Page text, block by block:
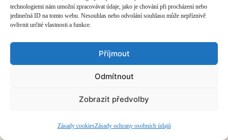
technologiemi nám umožní zpracovávat údaje, jako je chování při procházení nebo
jedinečná ID na tomto webu. Nesouhlas nebo odvolání souhlasu může nepříznivě
ovlivnit určité vlastnosti a funkce.
Příjmout
Odmítnout
Zobrazit předvolby
Zásady cookiesZásady ochrany osobních údajů
založeno 2001 | Kontaktujte nás: